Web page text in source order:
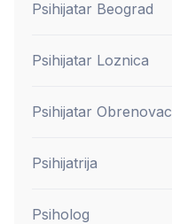
Psihijatar Beograd
Psihijatar Loznica
Psihijatar Obrenovac
Psihijatrija
Psiholog